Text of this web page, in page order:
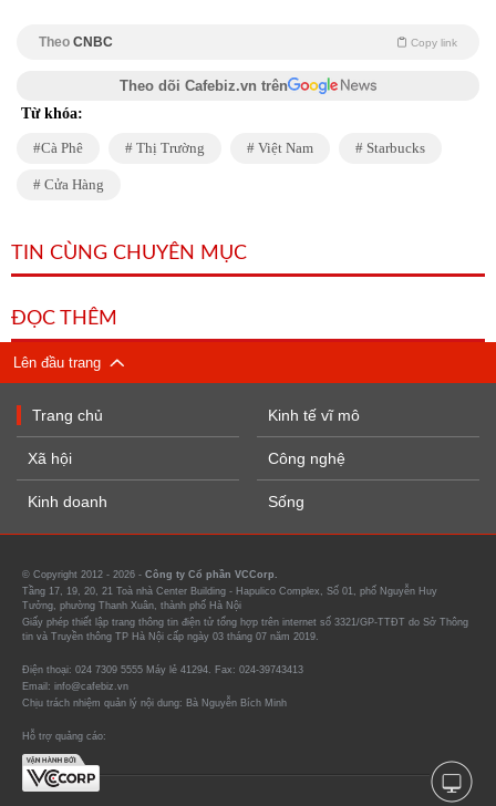
Theo CNBC Copy link
Theo dõi Cafebiz.vn trên
Từ khóa:
Cà Phê Thị Trường Việt Nam Starbucks
Cửa Hàng
TIN CÙNG CHUYÊN MỤC
ĐỌC THÊM
Lên đầu trang
Trang chủ
Xã hội
Kinh doanh
Kinh tế vĩ mô
Công nghệ
Sống
© Copyright 2012 - 2026 - Công ty Cổ phần VCCorp.
Tầng 17, 19, 20, 21 Toà nhà Center Building - Hapulico Complex, Số 01, phố Nguyễn Huy
Tưởng, phường Thanh Xuân, thành phố Hà Nội
Giấy phép thiết lập trang thông tin điện tử tổng hợp trên internet số 3321/GP-TTĐT do Sở Thông
tin và Truyền thông TP Hà Nội cấp ngày 03 tháng 07 năm 2019.
Điện thoại: 024 7309 5555 Máy lẻ 41294. Fax: 024-39743413
Email: info@cafebiz.vn
Chịu trách nhiệm quản lý nội dung: Bà Nguyễn Bích Minh
Hỗ trợ quảng cáo: